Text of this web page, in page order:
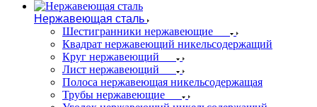
Нержавеющая сталь
Шестигранники нержавеющие
Квадрат нержавеющий никельсодержащий
Круг нержавеющий
Лист нержавеющий
Полоса нержавеющая никельсодержащая
Трубы нержавеющие